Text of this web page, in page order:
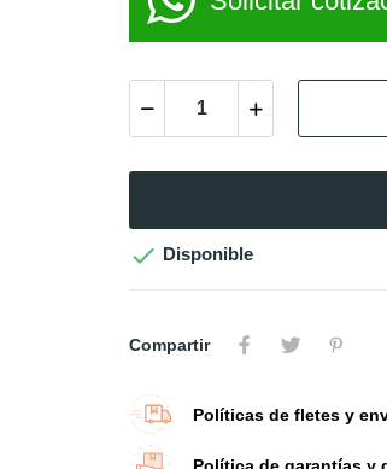
 Disponible
Compartir
Políticas de fletes y